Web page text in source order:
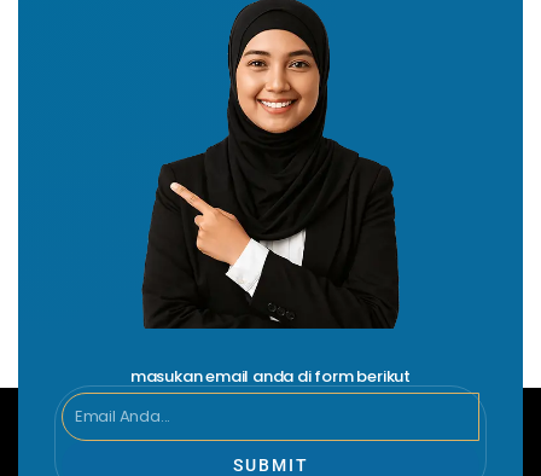
masukan email anda di form berikut
Email
SUBMIT